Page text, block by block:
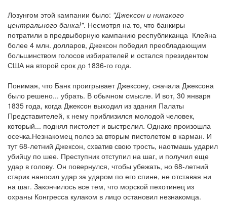
Лозунгом этой кампании было: "Джексон и никакого
центрального банка!". Несмотря на то, что банкиры
потратили в предвыборную кампанию республиканца Клейна
более 4 млн. долларов, Джексон победил преобладающим
большинством голосов избирателей и остался президентом
США на второй срок до 1836-го года.
Понимая, что Банк проигрывает Джексону, сначала Джексона
было решено... убрать. В обычном смысле. И вот, 30 января
1835 года, когда Джексон выходил из здания Палаты
Представителей, к нему приблизился молодой человек,
который... поднял пистолет и выстрелил. Однако произошла
осечка.Незнакомец полез за вторым пистолетом в карман. И
тут 68-летний Джексон, схватив свою трость, наотмашь ударил
убийцу по шее. Преступник отступил на шаг, и получил еще
удар в голову. Он повернулся, чтобы убежать, но 68-летний
старик наносил удар за ударом по его спине, не отставая ни
на шаг. Закончилось все тем, что морской пехотинец из
охраны Конгресса кулаком в лицо остановил незнакомца.